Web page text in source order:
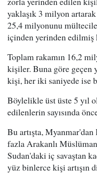
yaklaşık 3 milyon
25,4 milyonunu
içinden yerinden
Toplam rakamın 16,2
kişiler. Buna göre geçen
kişi, her iki saniyede ise
Böylelikle üst üste 5 yıl
edilenlerin sayısında
Bu artışta,
fazla Arakanlı
Sudan'daki iç savaştan
yüz binlerce kişi artışın